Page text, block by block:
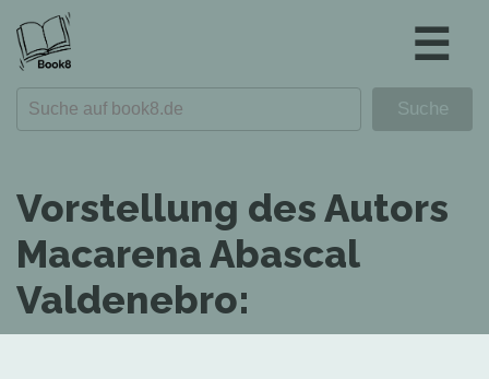
☰
Vorstellung des Autors
Macarena Abascal
Valdenebro: